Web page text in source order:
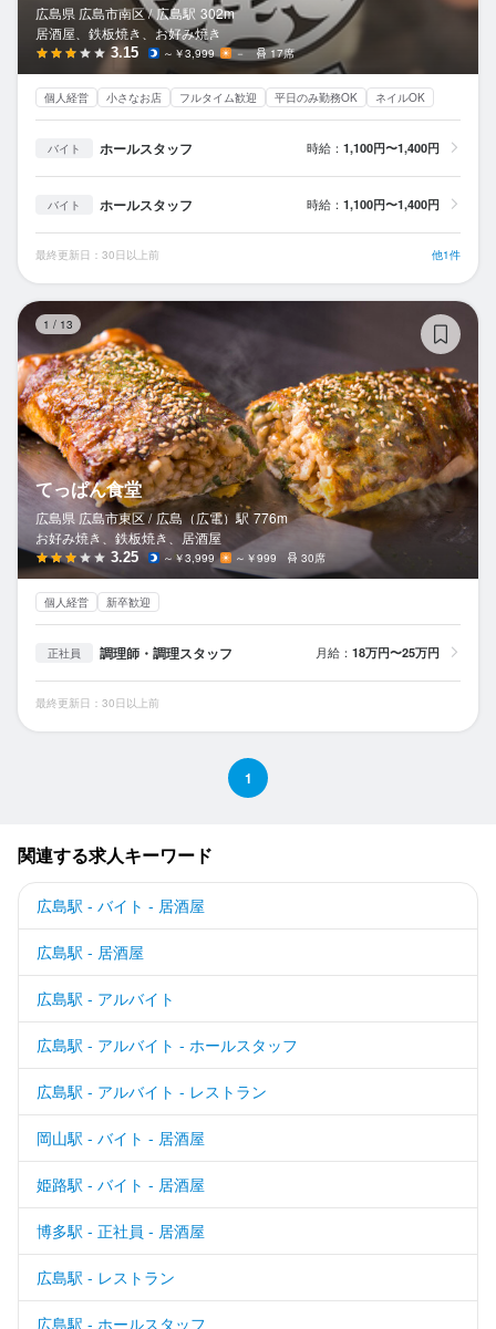
広島県 広島市南区 / 広島駅 302m
居酒屋、鉄板焼き、お好み焼き
3.15 ～￥3,999 － 17席
個人経営 小さなお店 フルタイム歓迎 平日のみ勤務OK ネイルOK
バイト ホールスタッフ 時給： 1,100円〜1,400円
バイト ホールスタッフ 時給： 1,100円〜1,400円
最終更新日：30日以上前 他1件
1 / 13
てっぱん食堂
広島県 広島市東区 / 広島（広電） 駅 776m
お好み焼き、鉄板焼き、居酒屋
3.25 ～￥3,999 ～￥999 30席
個人経営 新卒歓迎
正社員 調理師・調理スタッフ 月給： 18万円〜25万円
最終更新日：30日以上前
1
関連する求人キーワード
広島駅 - バイト - 居酒屋
広島駅 - 居酒屋
広島駅 - アルバイト
広島駅 - アルバイト - ホールスタッフ
広島駅 - アルバイト - レストラン
岡山駅 - バイト - 居酒屋
姫路駅 - バイト - 居酒屋
博多駅 - 正社員 - 居酒屋
広島駅 - レストラン
広島駅 - ホールスタッフ